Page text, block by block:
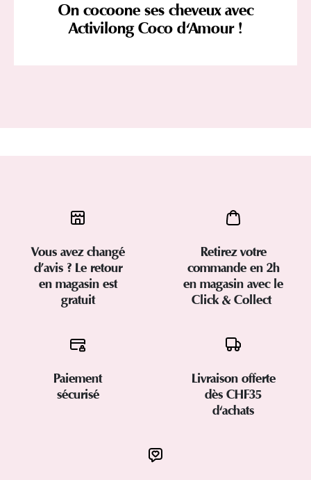
On cocoone ses cheveux avec
Activilong Coco d'Amour !
Vous avez changé
d’avis ? Le retour
en magasin est
gratuit
Retirez votre
commande en 2h
en magasin avec le
Click & Collect
Paiement
sécurisé
Livraison offerte
dès CHF35
d'achats